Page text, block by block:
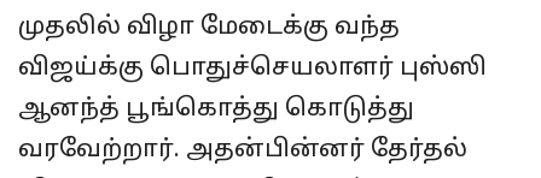
முதலில் விழா மேடைக்கு வந்த
விஜய்க்கு பொதுச்செயலாளர் புஸ்ஸி
ஆனந்த் பூங்கொத்து கொடுத்து
வரவேற்றார். அதன்பின்னர் தேர்தல்